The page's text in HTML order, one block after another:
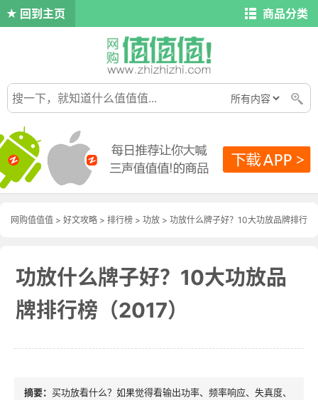
回到主页 商品分类
网购值值值 > 好文攻略 > 排行榜 > 功放 > 功放什么牌子好？10大功放品牌排行
功放什么牌子好？10大功放品
牌排行榜（2017）
买功放看什么？如果觉得看输出功率、频率响应、失真度、